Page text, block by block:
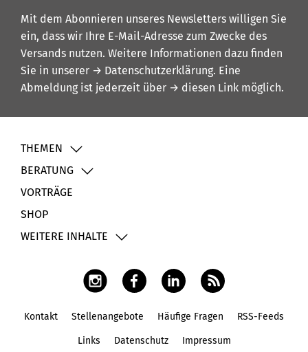
Mit dem Abonnieren unseres Newsletters willigen Sie
ein, dass wir Ihre E-Mail-Adresse zum Zwecke des
Versands nutzen. Weitere Informationen dazu finden
Sie in unserer → Datenschutzerklärung. Eine
Abmeldung ist jederzeit über → diesen Link möglich.
THEMEN
BERATUNG
VORTRÄGE
SHOP
WEITERE INHALTE
Kontakt Stellenangebote Häufige Fragen RSS-Feeds
Links Datenschutz Impressum